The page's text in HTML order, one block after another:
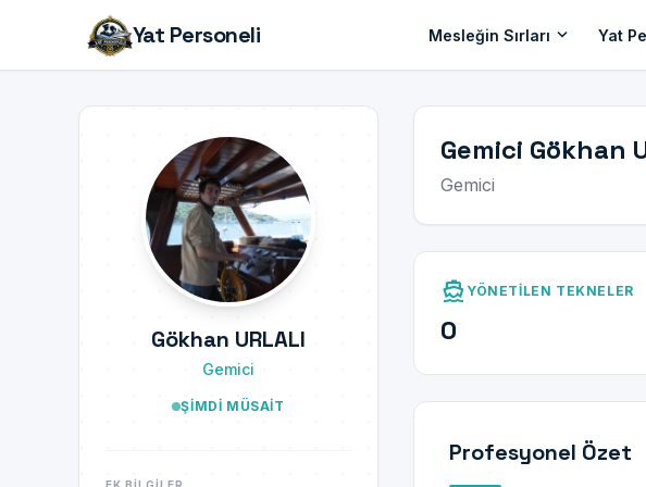
Yat Personeli Mesleğin Sırları expand_more Yat
Gökhan URLALI
Gemici
ŞIMDI MÜSAIT
Gemici Gökhan
Gemici
directions_boat YÖNETILEN TEKNELER
0
Profesyonel Özet